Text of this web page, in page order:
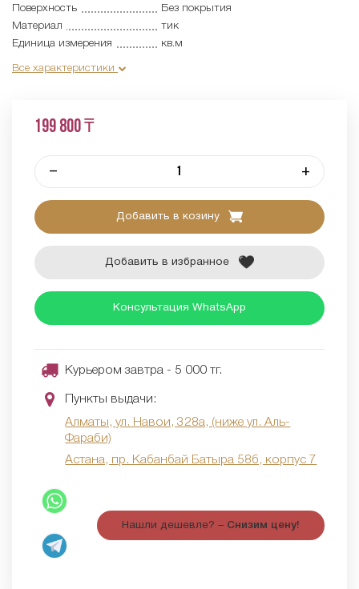
Поверхность
Без покрытия
Материал
тик
Единица измерения
кв.м
Все характеристики
199 800 ₸
– +
Добавить в козину
Добавить в избранное
Консультация WhatsApp
Курьером завтра - 5 000 тг.
Пункты выдачи:
Алматы, ул. Навои, 328а, (ниже ул. Аль-
Фараби)
Астана, пр. Кабанбай Батыра 58б, корпус 7
Нашли дешевле? – Снизим цену!